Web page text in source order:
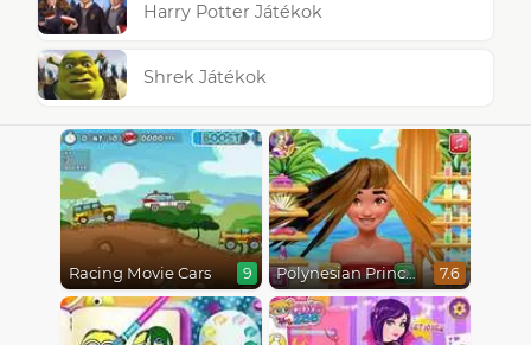
Harry Potter Játékok
Shrek Játékok
Racing Movie Cars 9 Polynesian Princess Real Haircuts 7.6